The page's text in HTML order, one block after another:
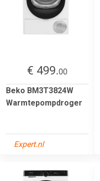
€ 499.00
Beko BM3T3824W
Warmtepompdroger
Expert.nl